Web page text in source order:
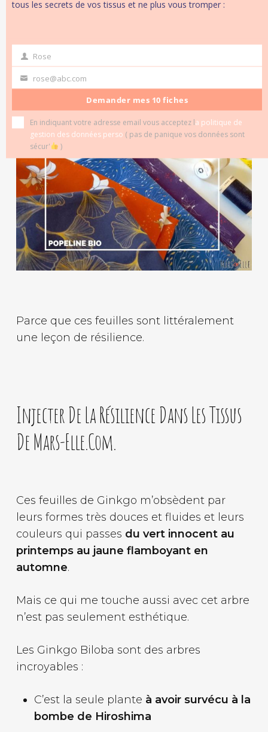
blocage,et je suis d’autant plus heureuse
de Ginkgo.
Parce que ces feuilles sont littéralement
une leçon de résilience.
Injecter De La Résilience Dans Les Tissus
De Mars-Elle.com.
Ces feuilles de Ginkgo m’obsèdent par
leurs formes très douces et fluides et leurs
couleurs qui passes du vert innocent au
printemps au jaune flamboyant en
automne.
Mais ce qui me touche aussi avec cet arbre
n’est pas seulement esthétique.
Les Ginkgo Biloba sont des arbres
incroyables :
C’est la seule plante à avoir survécu à la
bombe de Hiroshima
tous les secrets de vos tissus et ne plus vous tromper :
first
name
Rose
Your
email
rose@abc.com
Demander mes 10 fiches
En indiquant votre adresse email vous acceptez la politique de
gestion des données perso ( pas de panique vos données sont
sécur'
)